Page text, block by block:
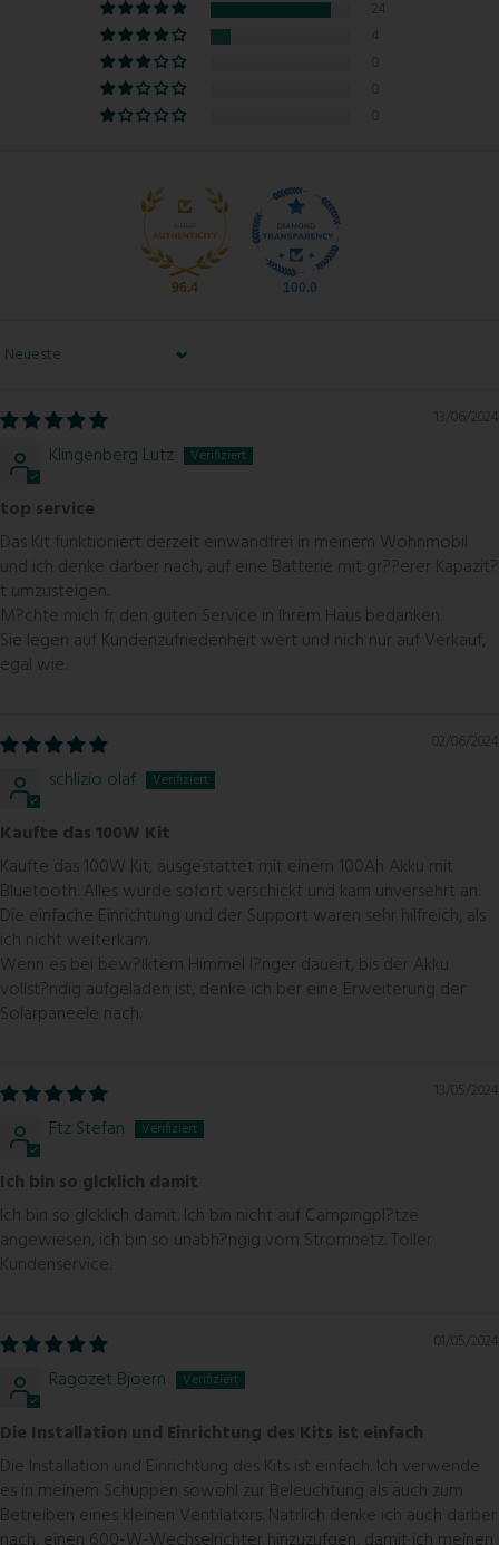
24
4
96.4 100.0
Sort by
13/06/2024
Klingenberg Lutz
top service
Das Kit funktioniert derzeit einwandfrei in meinem Wohnmobil
und ich denke darber nach, auf eine Batterie mit gr??erer Kapazit?
t umzusteigen.
M?chte mich fr den guten Service in Ihrem Haus bedanken.
Sie legen auf Kundenzufriedenheit wert und nich nur auf Verkauf,
egal wie.
02/06/2024
schlizio olaf
Kaufte das 100W Kit
Kaufte das 100W Kit, ausgestattet mit einem 100Ah Akku mit
Bluetooth. Alles wurde sofort verschickt und kam unversehrt an.
Die einfache Einrichtung und der Support waren sehr hilfreich, als
ich nicht weiterkam.
Wenn es bei bew?lktem Himmel l?nger dauert, bis der Akku
vollst?ndig aufgeladen ist, denke ich ber eine Erweiterung der
Solarpaneele nach.
13/05/2024
Ftz Stefan
Ich bin so glcklich damit
Ich bin so glcklich damit. Ich bin nicht auf Campingpl?tze
angewiesen, ich bin so unabh?ngig vom Stromnetz. Toller
Kundenservice.
01/05/2024
Ragozet Bjoern
Die Installation und Einrichtung des Kits ist einfach
Die Installation und Einrichtung des Kits ist einfach. Ich verwende
es in meinem Schuppen sowohl zur Beleuchtung als auch zum
Betreiben eines kleinen Ventilators. Natrlich denke ich auch darber